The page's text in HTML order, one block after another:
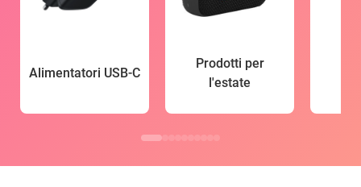
Alimentatori USB-C
Prodotti per
l'estate